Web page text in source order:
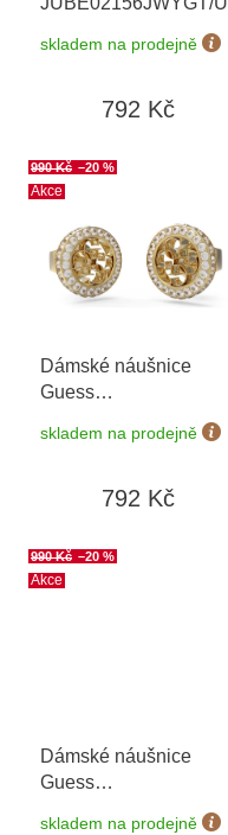
skladem na prodejně
792 Kč
Akce
990 Kč –20 %
Dámské náušnice
Guess
JUBE04164JWYGT/U
skladem na prodejně
792 Kč
Akce
990 Kč –20 %
Dámské náušnice
Guess
JUBE04504JWYGT/U
skladem na prodejně